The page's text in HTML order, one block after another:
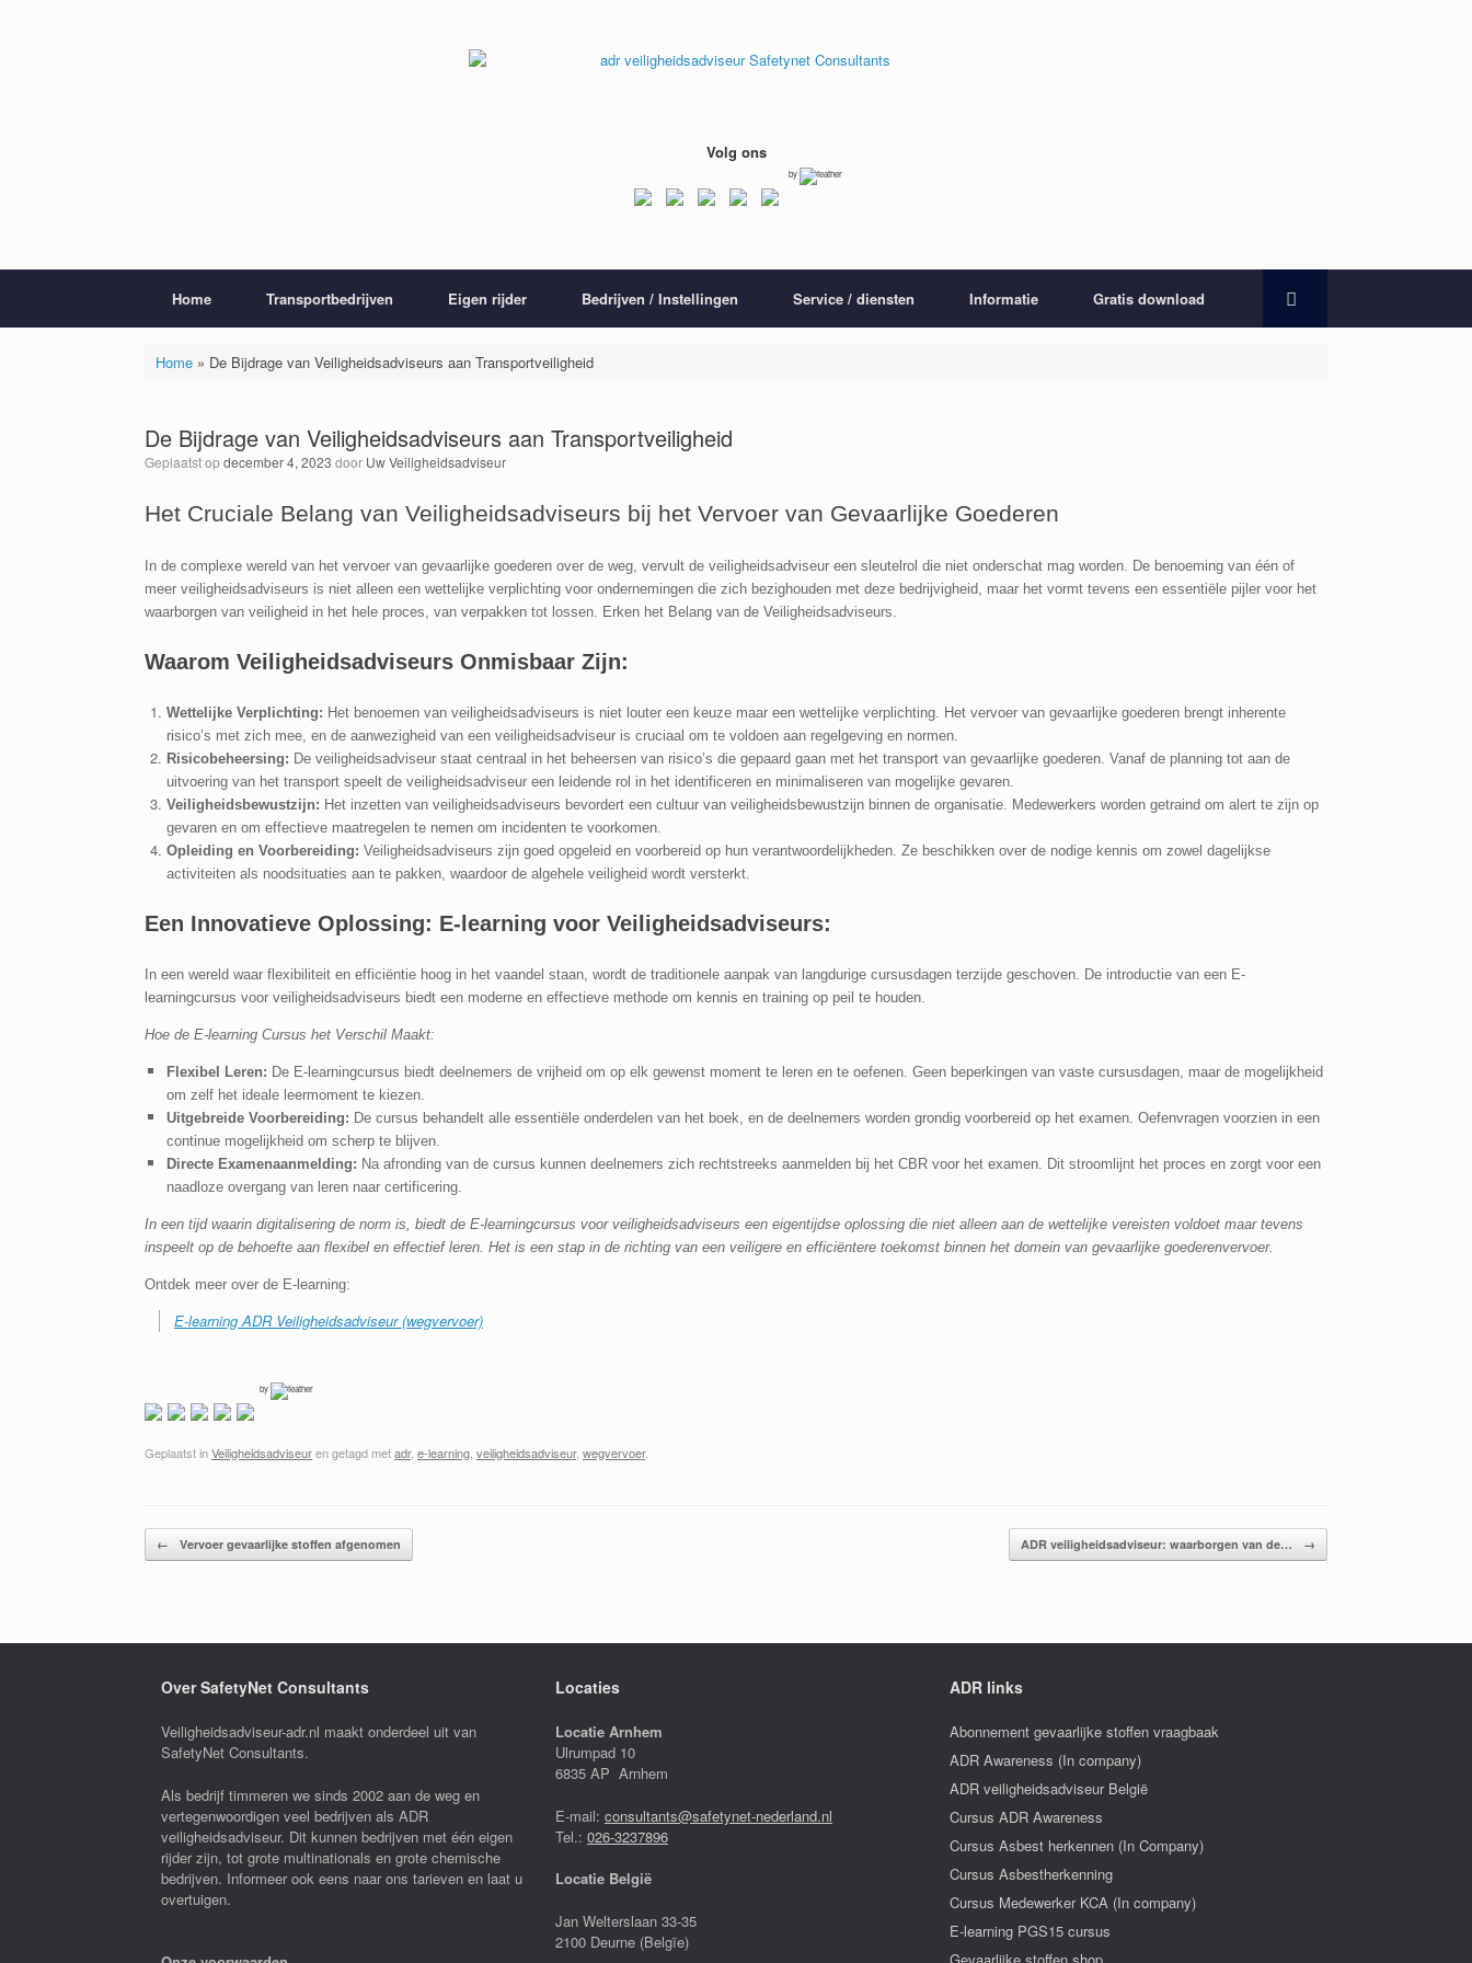
Volg ons
by
Home Transportbedrijven Eigen rijder Bedrijven / Instellingen Service / diensten Informatie Gratis download
Home» De Bijdrage van Veiligheidsadviseurs aan Transportveiligheid
De Bijdrage van Veiligheidsadviseurs aan Transportveiligheid
Geplaatst opdecember 4, 2023 door Uw Veiligheidsadviseur
Het Cruciale Belang van Veiligheidsadviseurs bij het Vervoer van Gevaarlijke Goederen
In de complexe wereld van het vervoer van gevaarlijke goederen over de weg, vervult de veiligheidsadviseur een sleutelrol die niet onderschat mag worden. De benoeming van één of
meer veiligheidsadviseurs is niet alleen een wettelijke verplichting voor ondernemingen die zich bezighouden met deze bedrijvigheid, maar het vormt tevens een essentiële pijler voor het
waarborgen van veiligheid in het hele proces, van verpakken tot lossen. Erken het Belang van de Veiligheidsadviseurs.
Waarom Veiligheidsadviseurs Onmisbaar Zijn:
Wettelijke Verplichting: Het benoemen van veiligheidsadviseurs is niet louter een keuze maar een wettelijke verplichting. Het vervoer van gevaarlijke goederen brengt inherente
risico’s met zich mee, en de aanwezigheid van een veiligheidsadviseur is cruciaal om te voldoen aan regelgeving en normen.
Risicobeheersing: De veiligheidsadviseur staat centraal in het beheersen van risico’s die gepaard gaan met het transport van gevaarlijke goederen. Vanaf de planning tot aan de
uitvoering van het transport speelt de veiligheidsadviseur een leidende rol in het identificeren en minimaliseren van mogelijke gevaren.
Veiligheidsbewustzijn: Het inzetten van veiligheidsadviseurs bevordert een cultuur van veiligheidsbewustzijn binnen de organisatie. Medewerkers worden getraind om alert te zijn op
gevaren en om effectieve maatregelen te nemen om incidenten te voorkomen.
Opleiding en Voorbereiding: Veiligheidsadviseurs zijn goed opgeleid en voorbereid op hun verantwoordelijkheden. Ze beschikken over de nodige kennis om zowel dagelijkse
activiteiten als noodsituaties aan te pakken, waardoor de algehele veiligheid wordt versterkt.
Een Innovatieve Oplossing: E-learning voor Veiligheidsadviseurs:
In een wereld waar flexibiliteit en efficiëntie hoog in het vaandel staan, wordt de traditionele aanpak van langdurige cursusdagen terzijde geschoven. De introductie van een E-
learningcursus voor veiligheidsadviseurs biedt een moderne en effectieve methode om kennis en training op peil te houden.
Hoe de E-learning Cursus het Verschil Maakt:
Flexibel Leren: De E-learningcursus biedt deelnemers de vrijheid om op elk gewenst moment te leren en te oefenen. Geen beperkingen van vaste cursusdagen, maar de mogelijkheid
om zelf het ideale leermoment te kiezen.
Uitgebreide Voorbereiding: De cursus behandelt alle essentiële onderdelen van het boek, en de deelnemers worden grondig voorbereid op het examen. Oefenvragen voorzien in een
continue mogelijkheid om scherp te blijven.
Directe Examenaanmelding: Na afronding van de cursus kunnen deelnemers zich rechtstreeks aanmelden bij het CBR voor het examen. Dit stroomlijnt het proces en zorgt voor een
naadloze overgang van leren naar certificering.
In een tijd waarin digitalisering de norm is, biedt de E-learningcursus voor veiligheidsadviseurs een eigentijdse oplossing die niet alleen aan de wettelijke vereisten voldoet maar tevens
inspeelt op de behoefte aan flexibel en effectief leren. Het is een stap in de richting van een veiligere en efficiëntere toekomst binnen het domein van gevaarlijke goederenvervoer.
Ontdek meer over de E-learning:
E-learning ADR Veiligheidsadviseur (wegvervoer)
by
Geplaatst inVeiligheidsadviseuren getagd metadr, e-learning, veiligheidsadviseur, wegvervoer.
Bericht navigatie
← Vervoer gevaarlijke stoffen afgenomen ADR veiligheidsadviseur: waarborgen van de… →
Over SafetyNet Consultants
Veiligheidsadviseur-adr.nl maakt onderdeel uit van
SafetyNet Consultants.
Als bedrijf timmeren we sinds 2002 aan de weg en
vertegenwoordigen veel bedrijven als ADR
veiligheidsadviseur. Dit kunnen bedrijven met één eigen
rijder zijn, tot grote multinationals en grote chemische
bedrijven. Informeer ook eens naar ons tarieven en laat u
overtuigen.
Locaties
Locatie Arnhem
Ulrumpad 10
6835 AP Arnhem
E-mail: consultants@safetynet-nederland.nl
Tel.: 026-3237896
Locatie België
Jan Welterslaan 33-35
2100 Deurne (Belgïe)
ADR links
Abonnement gevaarlijke stoffen vraagbaak
ADR Awareness (In company)
ADR veiligheidsadviseur België
Cursus ADR Awareness
Cursus Asbest herkennen (In Company)
Cursus Asbestherkenning
Cursus Medewerker KCA (In company)
E-learning PGS15 cursus